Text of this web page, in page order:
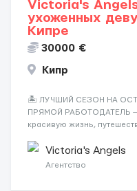
Victoria's
ухоженных
Кипре
30000 €
Кипр
🏝️ ЛУЧШИЙ СЕЗОН НА
ПРЯМОЙ РАБОТОДАТЕЛЬ
красивую жизнь,
Опытная команда с
клиентов (без ...
Victoria's Angels
Агентство